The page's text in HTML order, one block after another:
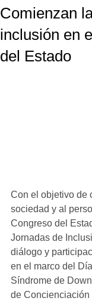
Comienzan
inclusión en
del Estado
Con el objetivo de
sociedad y al
Congreso del
Jornadas de
diálogo y
en el marco del
Síndrome de
de Concienciación